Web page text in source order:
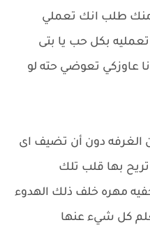
منك طلب انك تعملي
بكل حب يا بتى
عاوزكي تعوضي حته لو
دون أن تضيف اى
بها قلب تلك
مهره خلف ذلك الهدوء
كل شيء عنها